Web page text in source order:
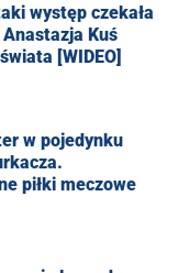
występ czekała
Kuś
[WIDEO]
w pojedynku
piłki meczowe